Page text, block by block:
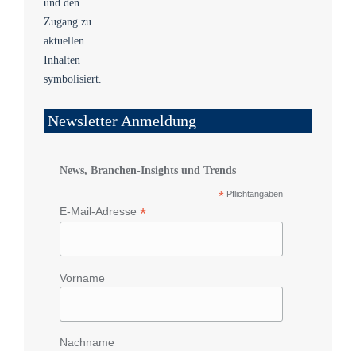
Newsletter Anmeldung
News, Branchen-Insights und Trends
* Pflichtangaben
E-Mail-Adresse *
Vorname
Nachname